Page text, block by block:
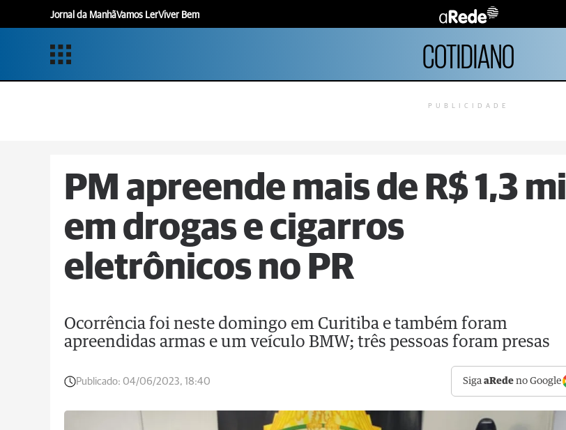
Jornal da ManhãVamos LerViver Bem
COTIDIANO
PUBLICIDADE
PM apreende mais de R$ 1,3 mi
em drogas e cigarros
eletrônicos no PR
Ocorrência foi neste domingo em Curitiba e também foram
apreendidas armas e um veículo BMW; três pessoas foram presas
Publicado: 04/06/2023, 18:40 SigaaRede no Google